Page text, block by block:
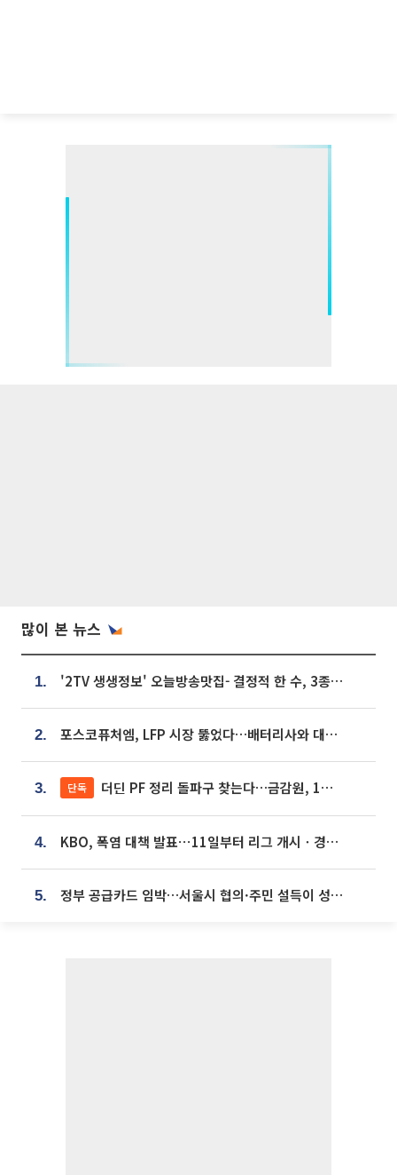
많이 본 뉴스
1. '2TV 생생정보' 오늘방송맛집- 결정적 한 수, 3종 메밀면! 메밀 소바 맛집 '의○○○○'
2. 포스코퓨처엠, LFP 시장 뚫었다…배터리사와 대규모 장기 공급 합의
3. 단독 더딘 PF 정리 돌파구 찾는다…금감원, 1년 반 만에 매각설명회 재개
4. KBO, 폭염 대책 발표⋯11일부터 리그 개시ㆍ경기 오후 7시 시작
5. 정부 공급카드 임박…서울시 협의·주민 설득이 성패 가른다 [부동산 해법 전쟁]